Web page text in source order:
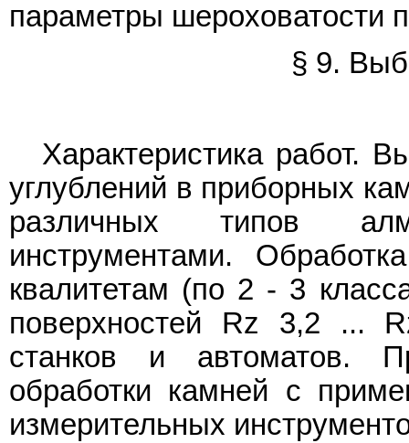
параметры шероховатости
§ 9.
Характеристика работ.
углублений в приборных
различных типов
инструментами.
квалитетам (по 2 - 3
поверхностей Rz 3,2 ...
станков и автоматов.
обработки камней с
измерительных